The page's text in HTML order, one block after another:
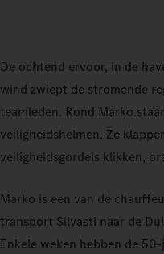
De ochtend ervoor, in de
wind zwiept de stromende
teamleden. Rond Marko
veiligheidshelmen. Ze
veiligheidsgordels klikken,
Marko is een van de
transport Silvasti naar de
Enkele weken hebben de